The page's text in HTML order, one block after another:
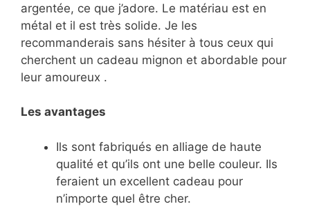
argentée, ce que j’adore. Le matériau est en
métal et il est très solide. Je les
recommanderais sans hésiter à tous ceux qui
cherchent un cadeau mignon et abordable pour
leur amoureux .
Les avantages
Ils sont fabriqués en alliage de haute
qualité et qu’ils ont une belle couleur. Ils
feraient un excellent cadeau pour
n’importe quel être cher.